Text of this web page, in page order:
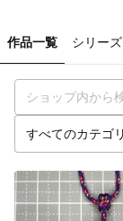
作品一覧 シリーズ